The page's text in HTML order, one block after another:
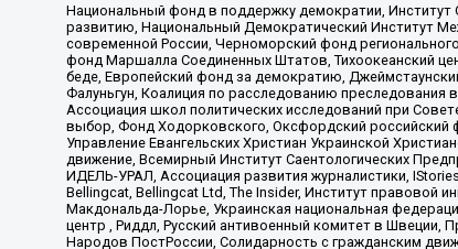
Национальный фонд в поддержку демократии,
развитию, Национальный Демократический Институт
современной России, Черноморский фонд
фонд Маршалла Соединенных Штатов, Тихоокеанский
беде, Европейский фонд за демократию,
Фалуньгун, Коалиция по расследованию преследования
Ассоциация школ политических исследований при
выбор, Фонд Ходорковского, Оксфордский
Управление Евангельских Христиан Украинской
движение, Всемирный Институт Саентологических
ИДЕЛЬ-УРАЛ, Ассоциация развития журналистики,
Bellingcat, Bellingcat Ltd, The Insider, Институт правовой
Макдональда-Лорье, Украинская национальная
центр , Риддл, Русский антивоенный комитет в
Народов ПостРоссии, Солидарность с гражданским